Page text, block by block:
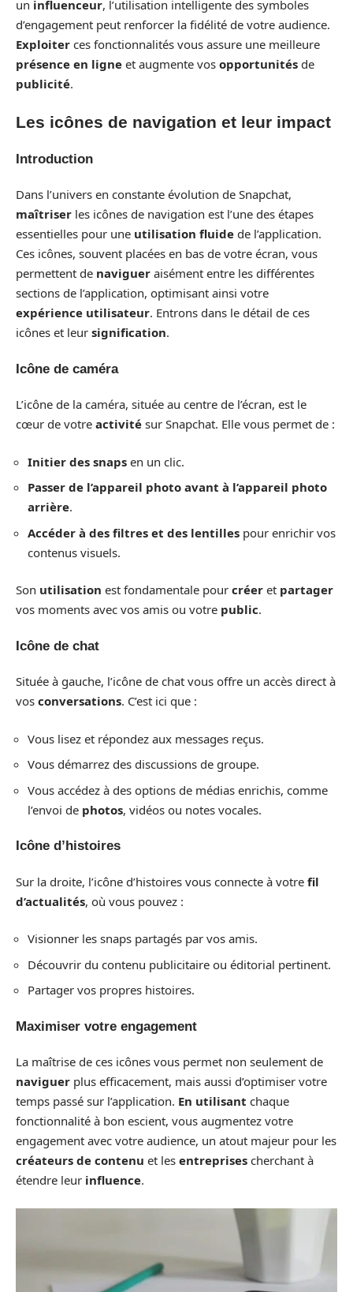
un influenceur, l’utilisation intelligente des symboles
d’engagement peut renforcer la fidélité de votre audience.
Exploiter ces fonctionnalités vous assure une meilleure
présence en ligne et augmente vos opportunités de
publicité.
Les icônes de navigation et leur impact
Introduction
Dans l’univers en constante évolution de Snapchat,
maîtriser les icônes de navigation est l’une des étapes
essentielles pour une utilisation fluide de l’application.
Ces icônes, souvent placées en bas de votre écran, vous
permettent de naviguer aisément entre les différentes
sections de l’application, optimisant ainsi votre
expérience utilisateur. Entrons dans le détail de ces
icônes et leur signification.
Icône de caméra
L’icône de la caméra, située au centre de l’écran, est le
cœur de votre activité sur Snapchat. Elle vous permet de :
Initier des snaps en un clic.
Passer de l’appareil photo avant à l’appareil photo
arrière.
Accéder à des filtres et des lentilles pour enrichir vos
contenus visuels.
Son utilisation est fondamentale pour créer et partager
vos moments avec vos amis ou votre public.
Icône de chat
Située à gauche, l’icône de chat vous offre un accès direct à
vos conversations. C’est ici que :
Vous lisez et répondez aux messages reçus.
Vous démarrez des discussions de groupe.
Vous accédez à des options de médias enrichis, comme
l’envoi de photos, vidéos ou notes vocales.
Icône d’histoires
Sur la droite, l’icône d’histoires vous connecte à votre fil
d’actualités, où vous pouvez :
Visionner les snaps partagés par vos amis.
Découvrir du contenu publicitaire ou éditorial pertinent.
Partager vos propres histoires.
Maximiser votre engagement
La maîtrise de ces icônes vous permet non seulement de
naviguer plus efficacement, mais aussi d’optimiser votre
temps passé sur l’application. En utilisant chaque
fonctionnalité à bon escient, vous augmentez votre
engagement avec votre audience, un atout majeur pour les
créateurs de contenu et les entreprises cherchant à
étendre leur influence.